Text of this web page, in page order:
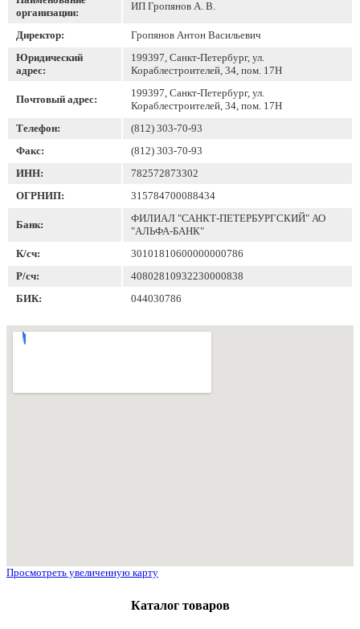
организации:
ИП Гропянов А. В.
Директор:
Гропянов Антон Васильевич
Юридический
адрес:
199397, Санкт-Петербург, ул.
Кораблестроителей, 34, пом. 17Н
Почтовый адрес:
199397, Санкт-Петербург, ул.
Кораблестроителей, 34, пом. 17Н
Телефон:
(812) 303-70-93
Факс:
(812) 303-70-93
ИНН:
782572873302
ОГРНИП:
315784700088434
Банк:
ФИЛИАЛ "САНКТ-ПЕТЕРБУРГСКИЙ" АО
"АЛЬФА-БАНК"
К/сч:
30101810600000000786
Р/сч:
40802810932230000838
БИК:
044030786
Просмотреть увеличенную карту
Каталог товаров